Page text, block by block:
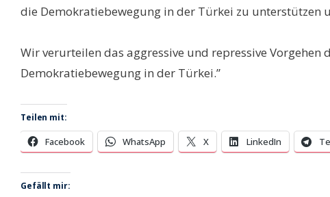
die Demokratiebewegung in der Türkei zu unterstützen
Wir verurteilen das aggressive und repressive
Demokratiebewegung in der Türkei.”
Teilen mit:
Facebook WhatsApp X LinkedIn
Gefällt mir: